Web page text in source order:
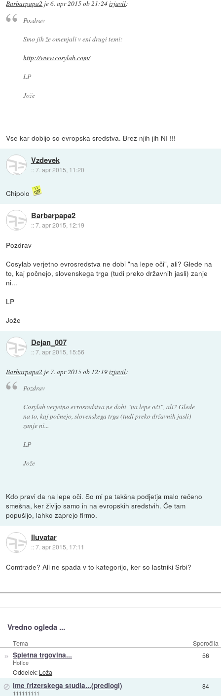
Barbarpapa2 je6. apr 2015 ob 21:24izjavil:
Pozdrav
Smo jih že omenjali v eni drugi temi:
http://www.cosylab.com/
LP
Jože
Vse kar dobijo so evropska sredstva. Brez njih jih NI !!!
Vzdevek
::7. apr 2015, 11:20
Chipolo
Barbarpapa2
::7. apr 2015, 12:19
Pozdrav
Cosylab verjetno evrosredstva ne dobi "na lepe oči", ali? Glede na
to, kaj počnejo, slovenskega trga (tudi preko državnih jasli) zanje
ni...
LP
Jože
Dejan_007
::7. apr 2015, 15:56
Barbarpapa2 je 7. apr 2015 ob 12:19izjavil:
Pozdrav
Cosylab verjetno evrosredstva ne dobi "na lepe oči", ali? Glede
na to, kaj počnejo, slovenskega trga (tudi preko državnih jasli)
zanje ni...
LP
Jože
Kdo pravi da na lepe oči. So mi pa takšna podjetja malo rečeno
smešna, ker živijo samo in na evropskih sredstvih. Če tam
popušijo, lahko zaprejo firmo.
Iluvatar
::7. apr 2015, 17:11
Comtrade? Ali ne spada v to kategorijo, ker so lastniki Srbi?
Vredno ogleda ...
Tema Sporočila
» Spletna trgovina...
HotIce
Oddelek: Loža
56
⊘ Ime frizerskega studia...(predlogi)
111111111
84